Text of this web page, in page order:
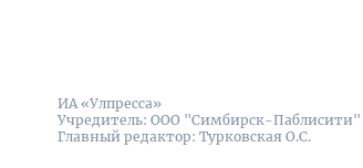
ИА «Улпресса»
Учредитель: ООО "Симбирск-Паблисити"
Главный редактор: Турковская О.С.